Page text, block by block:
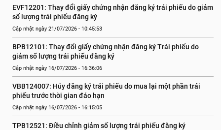
EVF12201: Thay đổi giấy chứng nhận đăng ký trái phiếu do giảm
số lượng trái phiếu đăng ký
Cập nhật ngày 21/07/2026 - 10:45:53
BPB12101: Thay đổi giấy chứng nhận đăng ký Trái phiếu do
giảm số lượng trái phiếu đăng ký
Cập nhật ngày 16/07/2026 - 16:36:06
VBB124007: Hủy đăng ký trái phiếu do mua lại một phần trái
phiếu trước thời gian đáo hạn
Cập nhật ngày 16/07/2026 - 16:15:05
TPB12521: Điều chỉnh giảm số lượng trái phiếu đăng ký